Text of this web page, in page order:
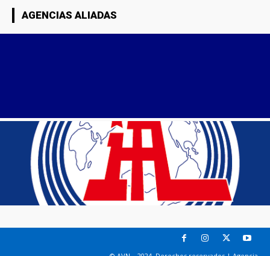
AGENCIAS ALIADAS